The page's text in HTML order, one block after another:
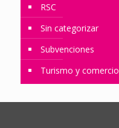
RSC
Sin categorizar
Subvenciones
Turismo y comercio